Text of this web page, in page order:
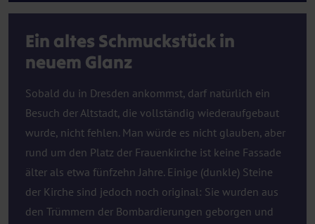
Ein altes Schmuckstück in
neuem Glanz
Sobald du in Dresden ankommst, darf natürlich ein
Besuch der Altstadt, die vollständig wiederaufgebaut
wurde, nicht fehlen. Man würde es nicht glauben, aber
rund um den Platz der Frauenkirche ist keine Fassade
älter als etwa fünfzehn Jahre. Einige (dunkle) Steine
der Kirche sind jedoch noch original: Sie wurden aus
den Trümmern der Bombardierungen geborgen und